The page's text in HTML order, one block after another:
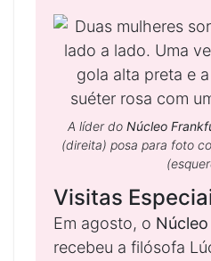
A líder do Núcleo
(direita) posa para foto
Visitas
Em agosto, o
recebeu a filósofa